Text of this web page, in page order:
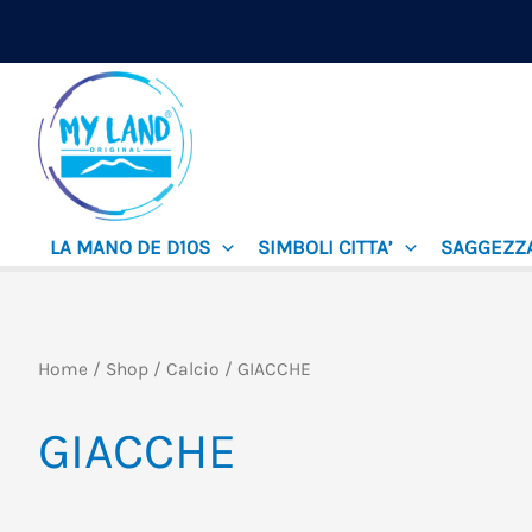
contenuto
LA MANO DE D10S SIMBOLI CITTA’
Home / Shop / Calcio / GIACCHE
GIACCHE